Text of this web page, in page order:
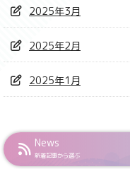
2025年3月
2025年2月
2025年1月
News
新着記事から選ぶ